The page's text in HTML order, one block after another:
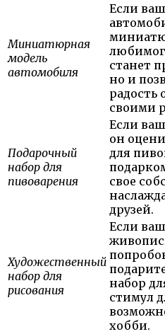
Миниатюрная
модель
автомобиля
Если
станет
но и
радость
своими
Подарочный
набор для
пивоварения
Если
он
для
свое
друзей.
Художественный
набор для
рисования
Если
набор
стимул
хобби.